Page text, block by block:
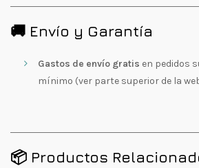
🚚 Envío y Garantía
Gastos de envío gratis en pedidos
mínimo (ver parte superior de la
📦 Productos